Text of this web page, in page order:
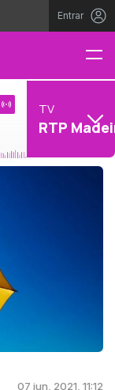
Entrar
TV
RTP
07 jun, 2021, 11:12